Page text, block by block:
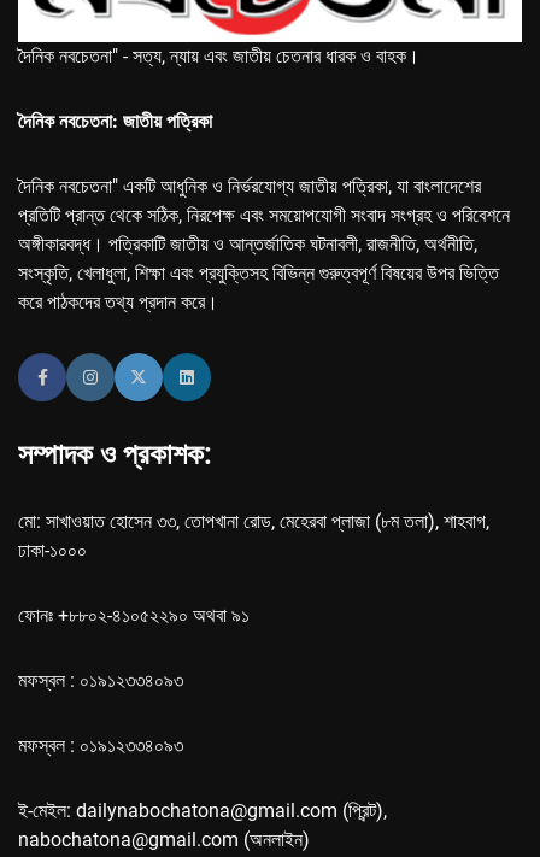
দৈনিক নবচেতনা" - সত্য, ন্যায় এবং জাতীয় চেতনার ধারক ও বাহক।
দৈনিক নবচেতনা: জাতীয় পত্রিকা
দৈনিক নবচেতনা" একটি আধুনিক ও নির্ভরযোগ্য জাতীয় পত্রিকা, যা বাংলাদেশের
প্রতিটি প্রান্ত থেকে সঠিক, নিরপেক্ষ এবং সময়োপযোগী সংবাদ সংগ্রহ ও পরিবেশনে
অঙ্গীকারবদ্ধ। পত্রিকাটি জাতীয় ও আন্তর্জাতিক ঘটনাবলী, রাজনীতি, অর্থনীতি,
সংস্কৃতি, খেলাধুলা, শিক্ষা এবং প্রযুক্তিসহ বিভিন্ন গুরুত্বপূর্ণ বিষয়ের উপর ভিত্তি
করে পাঠকদের তথ্য প্রদান করে।
সম্পাদক ও প্রকাশক:
মো: সাখাওয়াত হোসেন ৩৩, তোপখানা রোড, মেহেরবা প্লাজা (৮ম তলা), শাহবাগ,
ঢাকা-১০০০
ফোনঃ +৮৮০২-৪১০৫২২৯০ অথবা ৯১
মফস্বল : ০১৯১২৩৩৪০৯৩
মফস্বল : ০১৯১২৩৩৪০৯৩
ই-মেইল: dailynabochatona@gmail.com (প্রিন্ট),
nabochatona@gmail.com (অনলাইন)